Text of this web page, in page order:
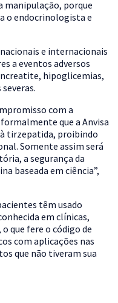
manipulação, porque
o endocrinologista e
e internacionais
a eventos adversos
hipoglicemias,
com a
que a Anvisa
tirzepatida, proibindo
Somente assim será
a segurança da
baseada em ciência”,
têm usado
em clínicas,
que fere o código de
com aplicações nas
que não tiveram sua